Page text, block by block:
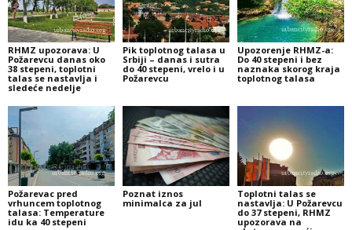
RHMZ upozorava: U
Požarevcu danas oko
38 stepeni, toplotni
talas se nastavlja i
sledeće nedelje
Pik toplotnog talasa u
Srbiji – danas i sutra
do 40 stepeni, vrelo i u
Požarevcu
Upozorenje RHMZ-a:
Do 40 stepeni i bez
naznaka skorog kraja
toplotnog talasa
Požarevac pred
vrhuncem toplotnog
talasa: Temperature
idu ka 40 stepeni
Poznat iznos
minimalca za jul
Toplotni talas se
nastavlja: U Požarevcu
do 37 stepeni, RHMZ
upozorava na